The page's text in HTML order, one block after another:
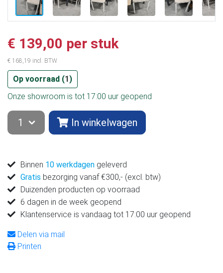
€ 139,00 per stuk
€ 168,19 incl. BTW
Op voorraad (1)
Onze showroom is tot 17:00 uur geopend
In winkelwagen
Binnen 10 werkdagen geleverd
Gratis bezorging vanaf €300,- (excl. btw)
Duizenden producten op voorraad
6 dagen in de week geopend
Klantenservice is vandaag tot 17:00 uur geopend
Delen via mail
Printen